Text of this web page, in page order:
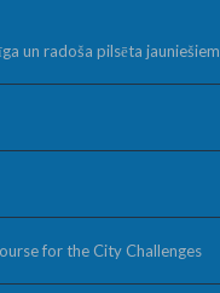
un radoša pilsēta jauniešiem
for the City Challenges